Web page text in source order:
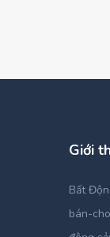
Giới
Bất
bán-